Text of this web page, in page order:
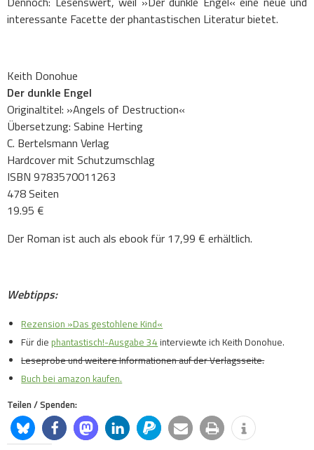
interessante Facette der phantastischen Literatur bietet.
Keith Donohue
Der dunkle Engel
Originaltitel: »Angels of Destruction«
Übersetzung: Sabine Herting
C. Bertelsmann Verlag
Hardcover mit Schutzumschlag
ISBN 9783570011263
478 Seiten
19.95 €
Der Roman ist auch als ebook für 17,99 € erhältlich.
Webtipps:
Rezension »Das gestohlene Kind«
Für die phantastisch!-Ausgabe 34 interviewte ich Keith Donohue.
Leseprobe und weitere Informationen auf der Verlagsseite.
Buch bei amazon kaufen.
Teilen / Spenden: